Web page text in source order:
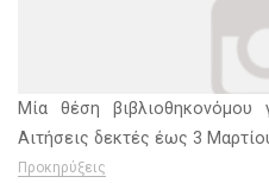
Μία θέση βιβλιοθηκονόμου
Αιτήσεις δεκτές έως 3
Προκηρύξεις